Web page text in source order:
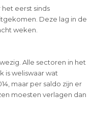
eerst sinds
Deze lag in de
weken.
Alle sectoren in het
is weliswaar wat
maar per saldo zijn er
moesten verlagen dan